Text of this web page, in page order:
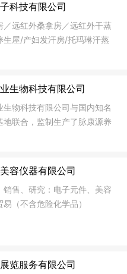
科技有限公司
／远红外桑拿房／远红外干蒸
生屋/产妇发汗房/托玛琳汗蒸
生物科技有限公司
生物科技有限公司与国内知名
地联合，监制生产了脉康源养
产工艺和技术管理体系严格
管理体系和环境管理体系认
司着眼于养生市场针对亚健
象，联合养生业内名家根据人
复实践终于研发脉康源养生
以全面调理亚健康，真正达
容仪器有限公司
销售、研究：电子元件、美容
（不含危险化学品）
览服务有限公司